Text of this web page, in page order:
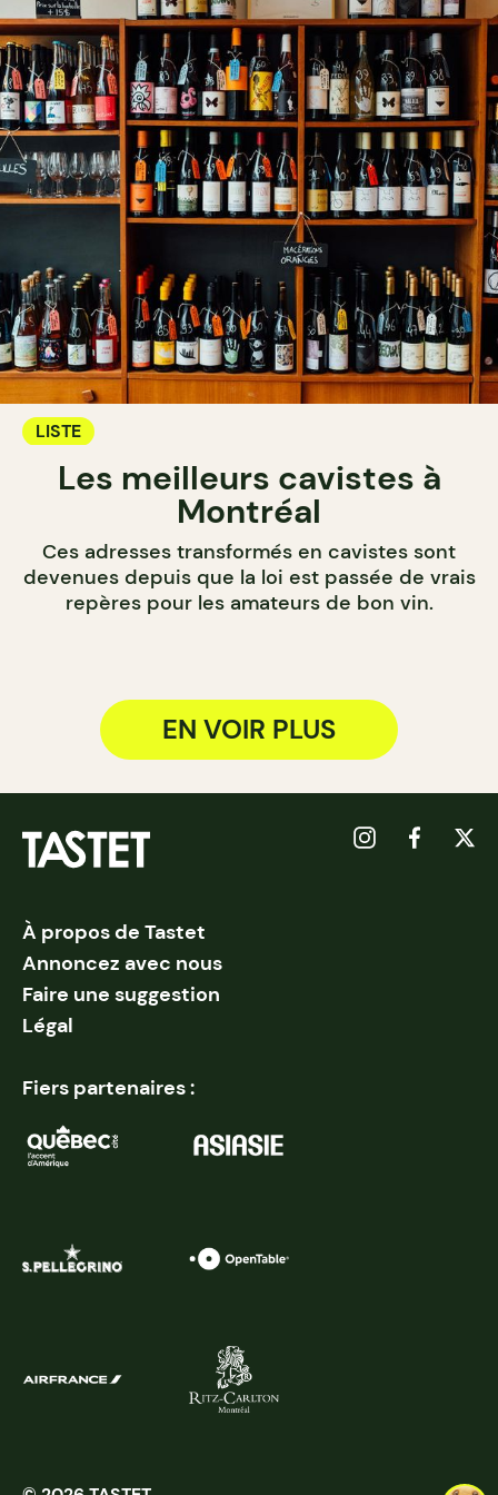
LISTE
Les meilleurs cavistes à
Montréal
Ces adresses transformés en cavistes sont
devenues depuis que la loi est passée de vrais
repères pour les amateurs de bon vin.
EN VOIR PLUS
À propos de Tastet
Annoncez avec nous
Faire une suggestion
Légal
Fiers partenaires :